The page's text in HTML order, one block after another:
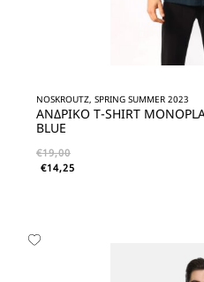
NOSKROUTZ, SPRING SUMMER 2023
ΑΝΔΡΙΚΟ T-SHIRT
BLUE
€19,00
€14,25